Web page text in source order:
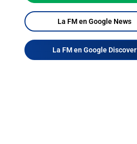
La FM en Google News
La FM en Google Discover